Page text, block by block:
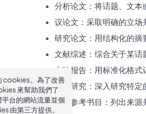
分析论文：将话题、文
议论文：采取明确的立场
研究论文：用结构化的
文献综述：综合关于某话
实验报告：用标准化格
案例研究：深入研究特
注解参考书目：列出来源
cookies。為了改善
來幫助我們了
台的網站流量並個
由第三方提供。